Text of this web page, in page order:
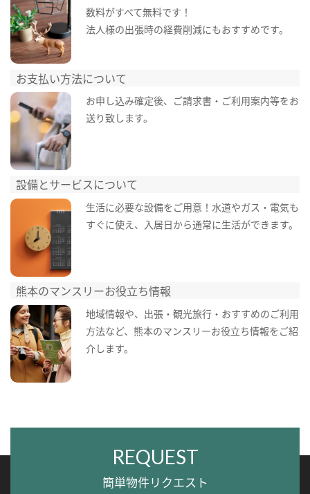
数料がすべて無料です！
法人様の出張時の経費削減にもおすすめです。
お支払い方法について
お申し込み確定後、ご請求書・ご利用案内等をお
送り致します。
設備とサービスについて
生活に必要な設備をご用意！水道やガス・電気も
すぐに使え、入居日から通常に生活ができます。
熊本のマンスリーお役立ち情報
地域情報や、出張・観光旅行・おすすめのご利用
方法など、熊本のマンスリーお役立ち情報をご紹
介します。
REQUEST
簡単物件リクエスト